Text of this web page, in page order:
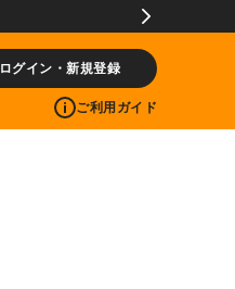
ログイン・新規登録
ご利用ガイド